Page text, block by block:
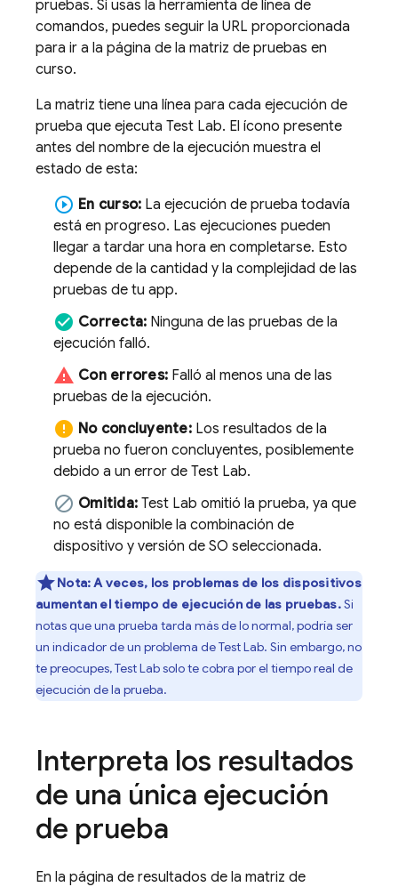
pruebas. Si usas la herramienta de línea de
comandos, puedes seguir la URL proporcionada
para ir a la página de la matriz de pruebas en
curso.
La matriz tiene una línea para cada ejecución de
prueba que ejecuta Test Lab. El ícono presente
antes del nombre de la ejecución muestra el
estado de esta:
play_circle_outline En curso: La ejecución de prueba todavía
está en progreso. Las ejecuciones pueden
llegar a tardar una hora en completarse. Esto
depende de la cantidad y la complejidad de las
pruebas de tu app.
check_circle Correcta: Ninguna de las pruebas de la
ejecución falló.
warning Con errores: Falló al menos una de las
pruebas de la ejecución.
error No concluyente:Los resultados de la
prueba no fueron concluyentes, posiblemente
debido a un error de Test Lab.
block Omitida: Test Lab omitió la prueba, ya que
no está disponible la combinación de
dispositivo y versión de SO seleccionada.
Nota:A veces, los problemas de los dispositivos
aumentan el tiempo de ejecución de las pruebas.Si
notas que una prueba tarda más de lo normal, podría ser
un indicador de un problema deTest Lab. Sin embargo, no
te preocupes,Test Labsolo te cobra por el tiempo real de
ejecución de la prueba.
Interpreta los resultados
de una única ejecución
de prueba
En la página de resultados de la matriz de